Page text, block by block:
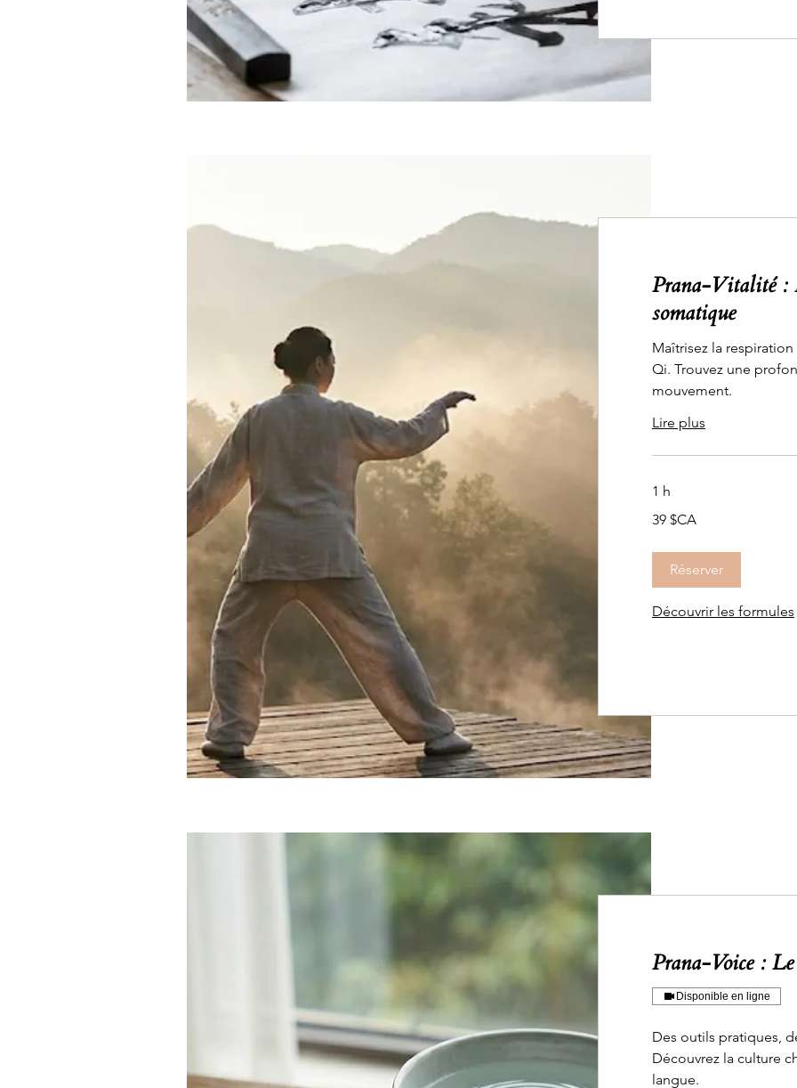
Prana-Vitalité :
somatique
Maîtrisez la
Qi. Trouvez une
mouvement.
Lire plus
1 h
dollars
39 $CA
Réserver
Découvrir les formules
Prana-Voice :
Disponible en ligne
Des outils pratiques,
Découvrez la culture
langue.